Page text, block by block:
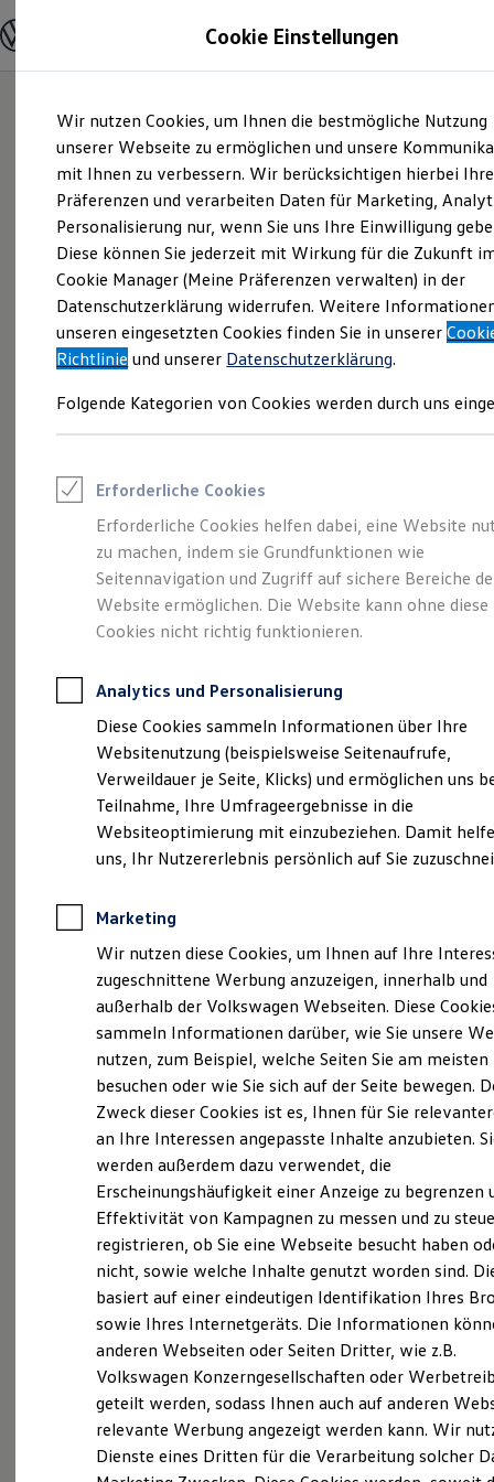
Hauptinhalt
springen
Footer
springen
Modelle und Konfigurator
Modelle vergleichen
Elektroautos
ENERGY Sondermodelle
Nutzfahrzeuge
SUV und CUV
Familienautos
Kombis
Kompaktwagen
Sportwagen
Schnell verfügbare Fahrzeuge
Angebote und Produkte
Aktuelle Angebote
E-Auto-Förderung
Volkswagen Marktplatz
Junge Gebrauchtwagen und Gebrauchtwagen
Saisonangebote
Leasing
Leasing-Angebote
Gebrauchtwagen Leasing
Junge Gebrauchtwagen-Leasing
Elektroauto Leasing
Kleinwagen-Leasing
Leasing ohne Anzahlung
Autokredit mit Schlussrate
Versicherungen und Garantien
Kfz-Versicherung
Restschuldversicherungen
Garantien
Wartungsverträge
Geschäftskunden
Professional Class bei Volkswagen
Großkunden
Behörden
Anpfiff zum Gewinn
Elektroautos
ID. Tutorials
Elektrofahrzeugkonzepte
Reichweite
Reichweite der ID. Modelle
Reichweite im Winter
Laden
Laden unterwegs
Laden Zuhause
Ladezeitensimulator
Batterie
Sicherheit
Garantie und Lebensdauer
Nachhaltigkeit
Technologie
Kosten und Kauf
Verbrauchskosten
Kaufoptionen
E-Auto-Förderung
Software und Konnektivität
Die ID. Software 6
ID. Software Versionen und Updates
Digitale Extras
Schnittstellen zu Ihrem ID.
Ihr
Mobilitätsdienstleister
vom Taunus bis nach
Franken
(Impressum & Rechtliches
Mehrerfahren...
Seit 01.01.2023 bilden die Automobilgruppen
„Göthling & Kaufmann“, „Best Auto-Familie“,
„Autohaus Marnet“ und „Gelder & Sorg“ eine der
stärksten nationalen Automobilhandelsgruppen
in Deutschland unter der gemeinsam
Cookie Einstellungen
Wir nutzen Cookies, um Ihnen die bestmögliche Nutzung
unserer Webseite zu ermöglichen und unsere
mit Ihnen zu verbessern. Wir berücksichtigen hierbei Ihre
Präferenzen und verarbeiten Daten für Marketing,
Personalisierung nur, wenn Sie uns Ihre Einwilligung
Diese können Sie jederzeit mit Wirkung für die Zukunft
Cookie Manager (Meine Präferenzen verwalten) in der
Datenschutzerklärung widerrufen. Weitere
unseren eingesetzten Cookies finden Sie in unserer
Richtlinie und unserer Datenschutzerklärung.
Folgende Kategorien von Cookies werden durch uns
Erforderliche Cookies
Erforderliche Cookies helfen dabei, eine Website
zu machen, indem sie Grundfunktionen wie
Seitennavigation und Zugriff auf sichere Bereiche
Website ermöglichen. Die Website kann ohne diese
Cookies nicht richtig funktionieren.
Analytics und Personalisierung
Diese Cookies sammeln Informationen über Ihre
Websitenutzung (beispielsweise Seitenaufrufe,
Verweildauer je Seite, Klicks) und ermöglichen uns
Teilnahme, Ihre Umfrageergebnisse in die
Websiteoptimierung mit einzubeziehen. Damit
uns, Ihr Nutzererlebnis persönlich auf Sie
Marketing
Wir nutzen diese Cookies, um Ihnen auf Ihre
zugeschnittene Werbung anzuzeigen, innerhalb und
außerhalb der Volkswagen Webseiten. Diese
sammeln Informationen darüber, wie Sie unsere
nutzen, zum Beispiel, welche Seiten Sie am meisten
besuchen oder wie Sie sich auf der Seite bewegen.
Zweck dieser Cookies ist es, Ihnen für Sie
an Ihre Interessen angepasste Inhalte anzubieten.
werden außerdem dazu verwendet, die
Erscheinungshäufigkeit einer Anzeige zu begrenzen
Effektivität von Kampagnen zu messen und zu
registrieren, ob Sie eine Webseite besucht haben
nicht, sowie welche Inhalte genutzt worden sind.
basiert auf einer eindeutigen Identifikation Ihres
sowie Ihres Internetgeräts. Die Informationen
anderen Webseiten oder Seiten Dritter, wie z.B.
Volkswagen Konzerngesellschaften oder
geteilt werden, sodass Ihnen auch auf anderen
relevante Werbung angezeigt werden kann. Wir
Dienste eines Dritten für die Verarbeitung solcher